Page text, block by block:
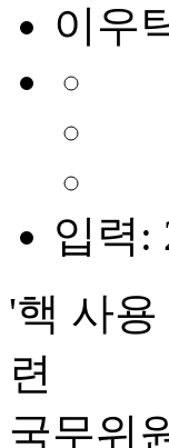
이우
입력:
'핵 사
련
국무위